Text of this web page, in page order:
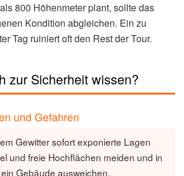
800 Höhenmeter plant, sollte das
Kondition abgleichen. Ein zu
Tag ruiniert oft den Rest der Tour.
zur Sicherheit wissen?
und Gefahren
Gewitter sofort exponierte Lagen
und freie Hochflächen meiden und in
Gebäude ausweichen.